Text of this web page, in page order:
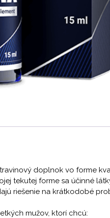
doplnok vo forme
tekutej forme sa účinné
riešenie na krátkodobé
mužov, ktorí chcú: